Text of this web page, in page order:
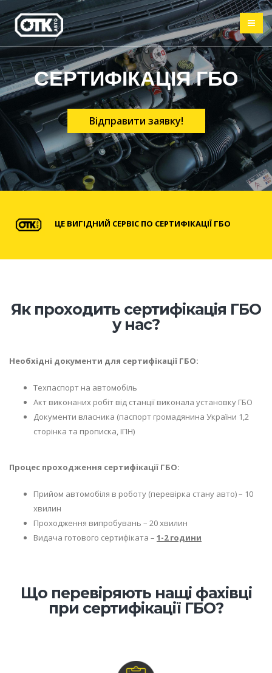
СЕРТИФІКАЦІЯ ГБО
Відправити заявку!
ЦЕ ВИГІДНИЙ СЕРВІС ПО СЕРТИФІКАЦІЇ ГБО
Як проходить сертифікація ГБО
у нас?
Необхідні документи для сертифікації ГБО:
Техпаспорт на автомобіль
Акт виконаних робіт від станції виконала установку ГБО
Документи власника (паспорт громадянина України 1,2
сторінка та прописка, ІПН)
Процес проходження сертифікації ГБО:
Прийом автомобіля в роботу (перевірка стану авто) – 10
хвилин
Проходження випробувань – 20 хвилин
Видача готового сертифіката – 1-2 години
Що перевіряють нащі фахівці
при сертифікації ГБО?